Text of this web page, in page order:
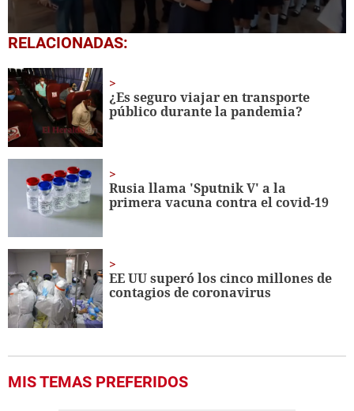
0
seconds
1
minute,
56
seconds
RELACIONADAS:
¿Es seguro viajar en transporte
público durante la pandemia?
Rusia llama 'Sputnik V' a la
primera vacuna contra el covid-19
EE UU superó los cinco millones de
contagios de coronavirus
MIS TEMAS PREFERIDOS